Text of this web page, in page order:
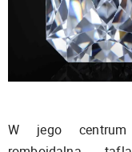
W jego centrum